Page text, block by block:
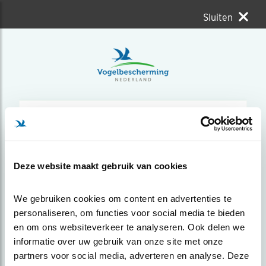
Deze website maakt gebruik van cookies
We gebruiken cookies om content en advertenties te
personaliseren, om functies voor social media te bieden
en om ons websiteverkeer te analyseren. Ook delen we
informatie over uw gebruik van onze site met onze
partners voor social media, adverteren en analyse. Deze
Sluiten